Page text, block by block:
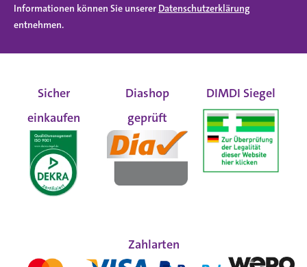
Informationen können Sie unserer Datenschutzerklärung
entnehmen.
Sicher
einkaufen
Diashop
geprüft
DIMDI Siegel
Zahlarten